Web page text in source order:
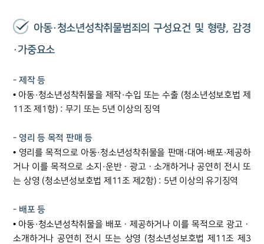
아동·청소년성착취물범죄의 구성요건 및 형량, 감경
·가중요소
- 제작 등
• 아동·청소년성착취물을 제작·수입 또는 수출 (청소년성보호법 제
11조 제1항) : 무기 또는 5년 이상의 징역
- 영리 등 목적 판매 등
• 영리를 목적으로 아동·청소년성착취물을 판매·대여·배포·제공하
거나 이를 목적으로 소지·운반ㆍ광고ㆍ소개하거나 공연히 전시 또
는 상영 (청소년성보호법 제11조 제2항) : 5년 이상의 유기징역
- 배포 등
• 아동·청소년성착취물을 배포ㆍ제공하거나 이를 목적으로 광고ㆍ
소개하거나 공연히 전시 또는 상영 (청소년성보호법 제11조 제3